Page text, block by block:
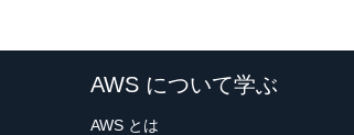
AWS について学ぶ
AWS とは